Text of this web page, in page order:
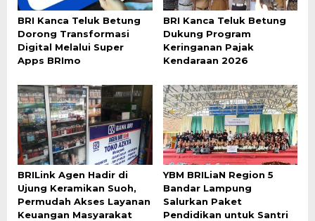
BRI Kanca Teluk Betung
Dorong Transformasi
Digital Melalui Super
Apps BRImo
BRI Kanca Teluk Betung
Dukung Program
Keringanan Pajak
Kendaraan 2026
BRILink Agen Hadir di
Ujung Keramikan Suoh,
Permudah Akses Layanan
Keuangan Masyarakat
YBM BRILiaN Region 5
Bandar Lampung
Salurkan Paket
Pendidikan untuk Santri